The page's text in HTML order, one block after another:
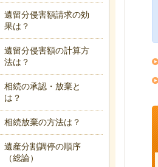
遺留分侵害額請求の効
果は？
遺留分侵害額の計算方
法は？
相続の承認・放棄と
は？
相続放棄の方法は？
遺産分割調停の順序
（総論）